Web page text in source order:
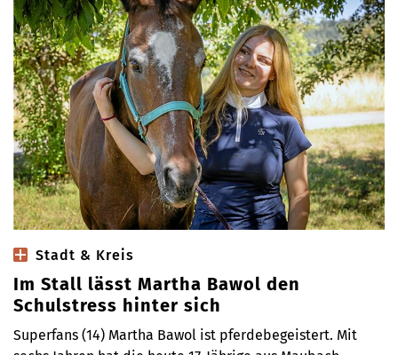
Stadt & Kreis
Im Stall lässt Martha Bawol den
Schulstress hinter sich
Superfans (14) Martha Bawol ist pferdebegeistert. Mit